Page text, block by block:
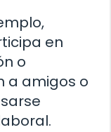
en
o
a amigos o